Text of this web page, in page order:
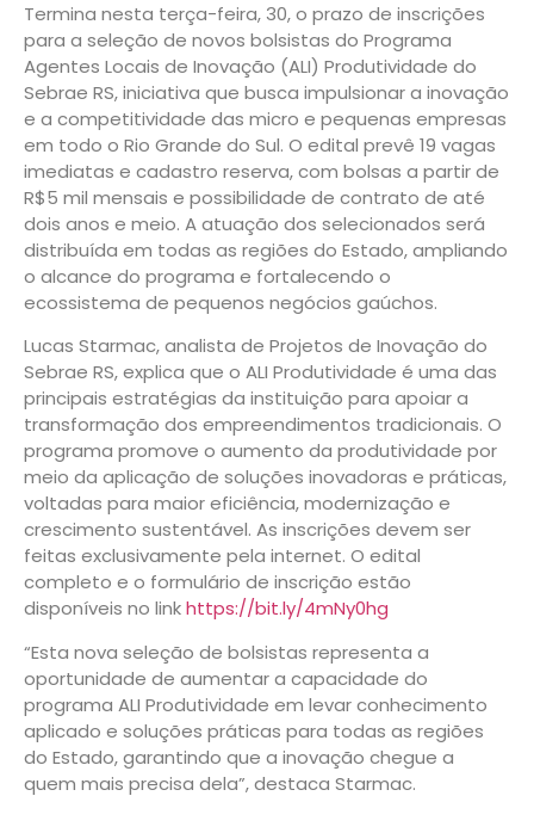
Termina nesta terça-feira, 30, o prazo de inscrições
para a seleção de novos bolsistas do Programa
Agentes Locais de Inovação (ALI) Produtividade do
Sebrae RS, iniciativa que busca impulsionar a inovação
e a competitividade das micro e pequenas empresas
em todo o Rio Grande do Sul. O edital prevê 19 vagas
imediatas e cadastro reserva, com bolsas a partir de
R$5 mil mensais e possibilidade de contrato de até
dois anos e meio. A atuação dos selecionados será
distribuída em todas as regiões do Estado, ampliando
o alcance do programa e fortalecendo o
ecossistema de pequenos negócios gaúchos.
Lucas Starmac, analista de Projetos de Inovação do
Sebrae RS, explica que o ALI Produtividade é uma das
principais estratégias da instituição para apoiar a
transformação dos empreendimentos tradicionais. O
programa promove o aumento da produtividade por
meio da aplicação de soluções inovadoras e práticas,
voltadas para maior eficiência, modernização e
crescimento sustentável. As inscrições devem ser
feitas exclusivamente pela internet. O edital
completo e o formulário de inscrição estão
disponíveis no linkhttps://bit.ly/4mNy0hg
“Esta nova seleção de bolsistas representa a
oportunidade de aumentar a capacidade do
programa ALI Produtividade em levar conhecimento
aplicado e soluções práticas para todas as regiões
do Estado, garantindo que a inovação chegue a
quem mais precisa dela”, destaca Starmac.